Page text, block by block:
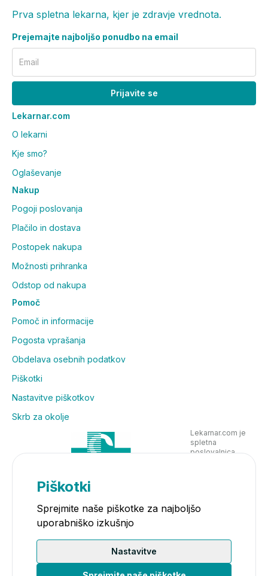
Prva spletna lekarna, kjer je zdravje vrednota.
Prejemajte najboljšo ponudbo na email
Email
Prijavite se
Lekarnar.com
O lekarni
Kje smo?
Oglaševanje
Nakup
Pogoji poslovanja
Plačilo in dostava
Postopek nakupa
Možnosti prihranka
Odstop od nakupa
Pomoč
Pomoč in informacije
Pogosta vprašanja
Obdelava osebnih podatkov
Piškotki
Nastavitve piškotkov
Skrb za okolje
Lekarnar.com je
spletna
poslovalnica
Piškotki
Sprejmite naše piškotke za najboljšo
uporabniško izkušnjo
Nastavitve